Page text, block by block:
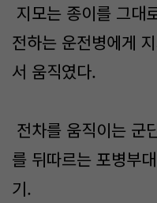
지모는 종이를 그대
전하는 운전병에게
서 움직였다.
전차를 움직이는 군
를 뒤따르는 포병부
기.